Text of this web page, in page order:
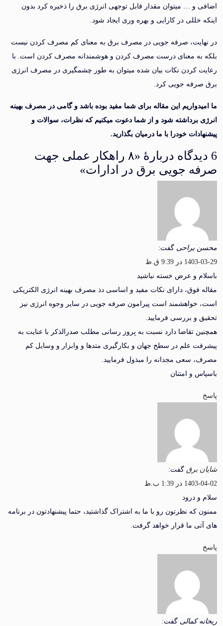
و … میتوان مقدار قابل توجهی انرژی برق را ذخیره کرد بدون
در کارایی و بهره وری ایجاد شود.
صرفه جویی در مصرف برق به معنای کم مصرف کردن نیست
معنای درست مصرف کردن و هوشمندانه مصرف کردن است. با
کردن نکات بیان شده میتوان به طور چشمگیری در مصرف انرژی
جویی کرد.
این مقاله برای شما مفید بوده باشد و گامی در مصرف بهینه
برداشته شود و از شما دعوت میکنیم که نظرات، سوالات و
خودرا با ما درمیان بگذارید.
6 دیدگاه دربارهٔ «۸ راهکار عملی جهت
جویی برق در ادارات»
گفت:
9:39 ق.ظ
و عرض خسته نباشید
دارای نکات مفید و اساسی دذ مصرف بهینه انرژی الکتریکی
است پیرامون صرفه جویی در سایر وجوه انرژی نیز
بررسی فرمایید.
تقاضا دارد نسبت به بِروز رسانی مطلب صدرالذکر با عنایت به
علم در سطح جهان و بکارگیری متدها و وابزار و وسایل کم
سعی مجدانه را مبذول فرمایید.
و امتنان
برق گفت:
1:39 ب.ظ
درود
نظرتون رو با ما به اشتراک گذاشتید، حتما پیشنهادتون در برنامه
ما قرار خواهد گرفت.
کمالی گفت: